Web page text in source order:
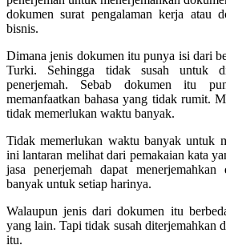
dokumen surat pengalaman kerja atau
bisnis.
Dimana jenis dokumen itu punya isi dari
Turki. Sehingga tidak susah untuk
penerjemah. Sebab dokumen itu
memanfaatkan bahasa yang tidak rumit.
tidak memerlukan waktu banyak.
Tidak memerlukan waktu banyak untuk
ini lantaran melihat dari pemakaian kata
jasa penerjemah dapat
banyak untuk setiap harinya.
Walaupun jenis dari dokumen itu
yang lain. Tapi tidak susah diterjemahkan
itu.